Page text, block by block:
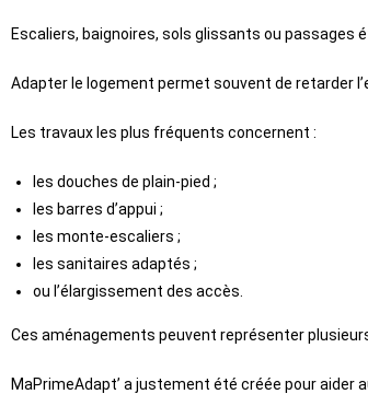
Escaliers, baignoires, sols glissants ou
Adapter le logement permet souvent de retarder
Les travaux les plus fréquents concernent :
les douches de plain-pied ;
les barres d’appui ;
les monte-escaliers ;
les sanitaires adaptés ;
ou l’élargissement des accès.
Ces aménagements peuvent représenter plusieurs
MaPrimeAdapt’ a justement été créée pour aider